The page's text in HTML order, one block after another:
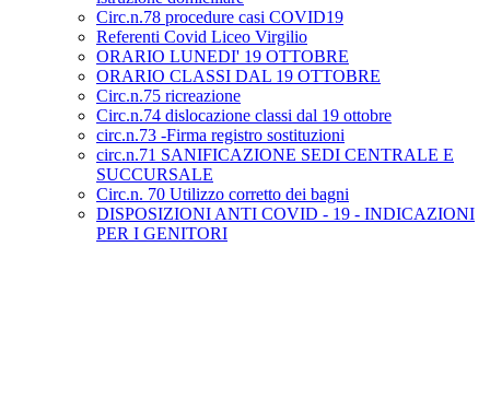
Circ.n.78 procedure casi COVID19
Referenti Covid Liceo Virgilio
ORARIO LUNEDI' 19 OTTOBRE
ORARIO CLASSI DAL 19 OTTOBRE
Circ.n.75 ricreazione
Circ.n.74 dislocazione classi dal 19 ottobre
circ.n.73 -Firma registro sostituzioni
circ.n.71 SANIFICAZIONE SEDI CENTRALE E
SUCCURSALE
Circ.n. 70 Utilizzo corretto dei bagni
DISPOSIZIONI ANTI COVID - 19 - INDICAZIONI
PER I GENITORI